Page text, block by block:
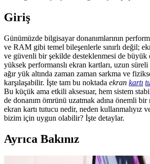
Giriş
Günümüzde bilgisayar donanımlarının
ve RAM gibi temel bileşenlerle sınırlı değil;
ve güvenli bir şekilde desteklenmesi de büyük
yüksek performanslı ekran kartları, uzun
ağır yük altında zaman zaman sarkma ve
karşılaşabilir. İşte tam bu noktada ekran kartı
Bu küçük ama etkili aksesuar, hem sistem
de donanım ömrünü uzatmak adına önemli
ekran kartı tutucu nedir, neden kullanmalıyız
bizim için uygun olabilir? İşte detaylar.
Ayrıca Bakınız